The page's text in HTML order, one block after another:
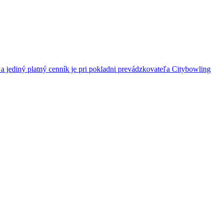
jediný platný cenník je pri pokladni prevádzkovateľa Citybowling